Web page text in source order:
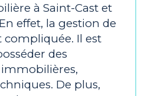
à Saint-Cast et
effet, la gestion de
Il est
des
De plus,